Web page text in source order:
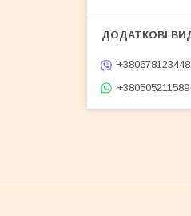
+380678123448
+380505211589